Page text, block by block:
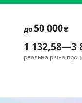
до50 000₴
1 132,58—3
реальна річна